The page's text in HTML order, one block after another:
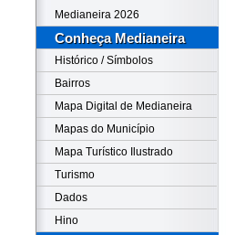
Medianeira 2026
Conheça Medianeira
Histórico / Símbolos
Bairros
Mapa Digital de Medianeira
Mapas do Município
Mapa Turístico Ilustrado
Turismo
Dados
Hino